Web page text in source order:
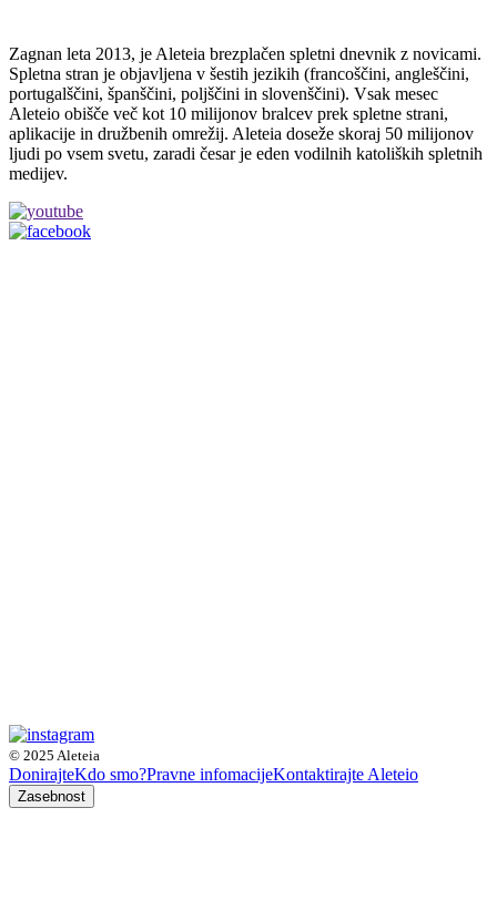
Zagnan leta 2013, je Aleteia brezplačen spletni dnevnik z novicami.
Spletna stran je objavljena v šestih jezikih (francoščini, angleščini,
portugalščini, španščini, poljščini in slovenščini). Vsak mesec
Aleteio obišče več kot 10 milijonov bralcev prek spletne strani,
aplikacije in družbenih omrežij. Aleteia doseže skoraj 50 milijonov
ljudi po vsem svetu, zaradi česar je eden vodilnih katoliških spletnih
medijev.
© 2025 Aleteia
DonirajteKdo smo?Pravne infomacijeKontaktirajte Aleteio
Zasebnost